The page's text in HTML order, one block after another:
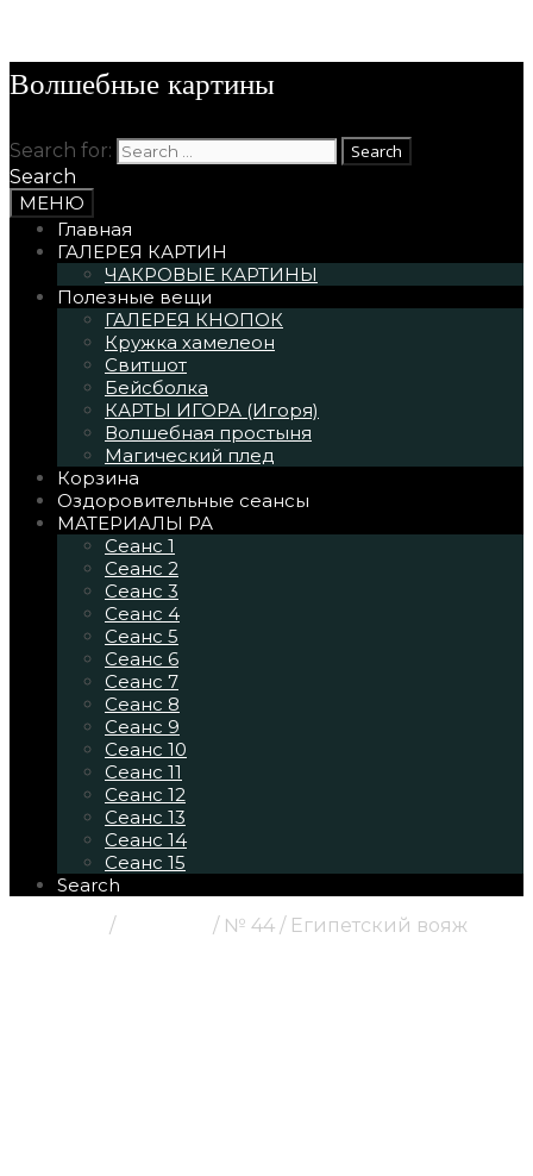
Волшебные картины
Search for:
Search
МЕНЮ
Главная
ГАЛЕРЕЯ КАРТИН
ЧАКРОВЫЕ КАРТИНЫ
Полезные вещи
ГАЛЕРЕЯ КНОПОК
Кружка хамелеон
Свитшот
Бейсболка
КАРТЫ ИГОРА (Игоря)
Волшебная простыня
Магический плед
Корзина
Оздоровительные сеансы
МАТЕРИАЛЫ РА
Сеанс 1
Сеанс 2
Сеанс 3
Сеанс 4
Сеанс 5
Сеанс 6
Сеанс 7
Сеанс 8
Сеанс 9
Сеанс 10
Сеанс 11
Сеанс 12
Сеанс 13
Сеанс 14
Сеанс 15
Search
/ / № 44 / Египетский вояж